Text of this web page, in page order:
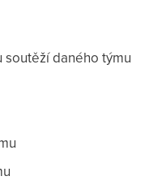
daného týmu